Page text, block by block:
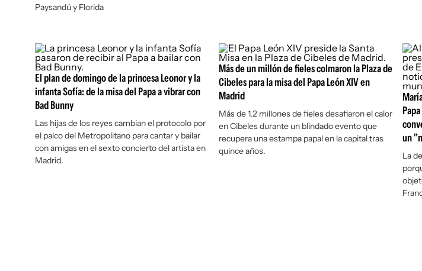
Paysandú y Florida
El plan de domingo de la princesa Leonor y la
infanta Sofía: de la misa del Papa a vibrar con
Bad Bunny
Las hijas de los reyes cambian el protocolo por
el palco del Metropolitano para cantar y bailar
con amigas en el sexto concierto del artista en
Madrid.
Más de un millón de fieles colmaron la Plaza de
Cibeles para la misa del Papa León XIV en
Madrid
Más de 1,2 millones de fieles desafiaron el calor
en Cibeles durante un blindado evento que
recupera una estampa papal en la capital tras
quince años.
un
La